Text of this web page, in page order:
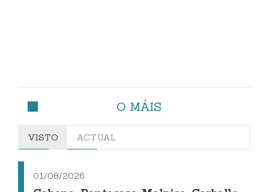
O MÁIS
VISTO ACTUAL
01/08/2026